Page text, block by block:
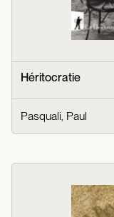
Héritocratie
Pasquali, Paul